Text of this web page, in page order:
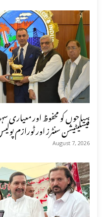
سیاحوں کو محفوظ اور
فیسلیٹیشن سنٹرز اور ٹورازم
August 7, 2026